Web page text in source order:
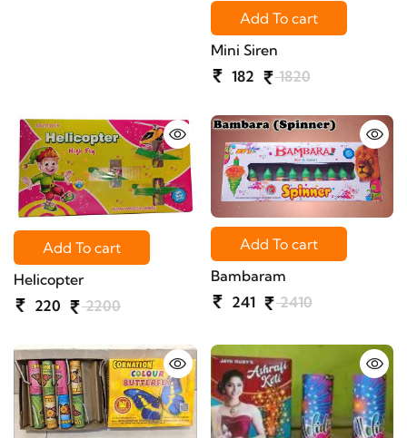
Add To cart
Mini Siren
182
1820
Add To cart
Helicopter
220
2200
Add To cart
Bambaram
241
2410